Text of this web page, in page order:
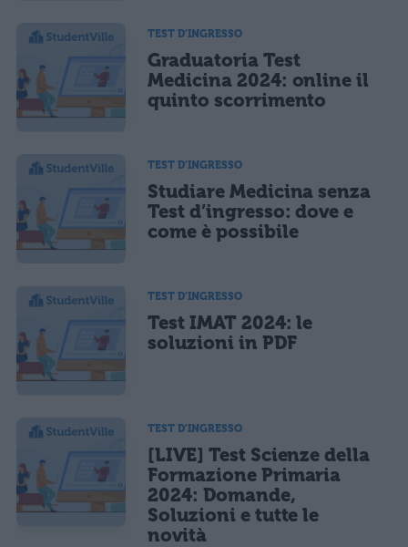
TEST D'INGRESSO
Graduatoria Test
Medicina 2024: online il
quinto scorrimento
TEST D'INGRESSO
Studiare Medicina senza
Test d’ingresso: dove e
come è possibile
TEST D'INGRESSO
Test IMAT 2024: le
soluzioni in PDF
TEST D'INGRESSO
[LIVE] Test Scienze della
Formazione Primaria
2024: Domande,
Soluzioni e tutte le
novità